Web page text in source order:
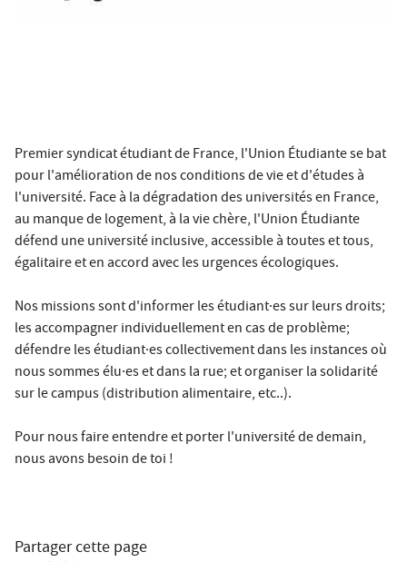
Premier syndicat étudiant de France, l'Union Étudiante se bat
pour l'amélioration de nos conditions de vie et d'études à
l'université. Face à la dégradation des universités en France,
au manque de logement, à la vie chère, l'Union Étudiante
défend une université inclusive, accessible à toutes et tous,
égalitaire et en accord avec les urgences écologiques.
Nos missions sont d'informer les étudiant·es sur leurs droits;
les accompagner individuellement en cas de problème;
défendre les étudiant·es collectivement dans les instances où
nous sommes élu·es et dans la rue; et organiser la solidarité
sur le campus (distribution alimentaire, etc..).
Pour nous faire entendre et porter l'université de demain,
nous avons besoin de toi !
Partager cette page